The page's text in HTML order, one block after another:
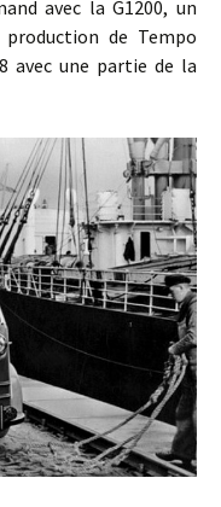
avec la G1200, un
de Tempo
avec une partie de la